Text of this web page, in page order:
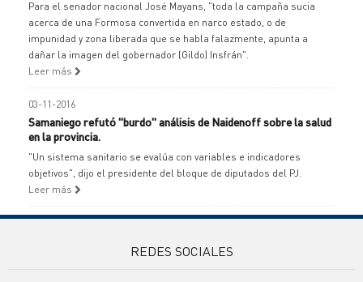
Para el senador nacional José Mayans, "toda la campaña sucia
acerca de una Formosa convertida en narco estado, o de
impunidad y zona liberada que se habla falazmente, apunta a
dañar la imagen del gobernador (Gildo) Insfrán".
Leer más
03-11-2016
Samaniego refutó "burdo" análisis de Naidenoff sobre la salud
en la provincia.
"Un sistema sanitario se evalúa con variables e indicadores
objetivos", dijo el presidente del bloque de diputados del PJ.
Leer más
REDES SOCIALES